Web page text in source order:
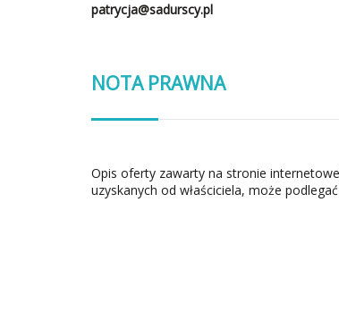
patrycja@sadurscy.pl
NOTA PRAWNA
Opis oferty zawarty na stronie
uzyskanych od właściciela, może